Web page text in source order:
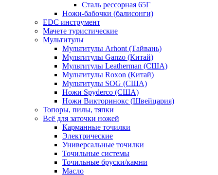
Сталь рессорная 65Г
Ножи-бабочки (балисонги)
EDC инструмент
Мачете туристические
Мультитулы
Мультитулы Arhont (Тайвань)
Мультитулы Ganzo (Китай)
Мультитулы Leatherman (США)
Мультитулы Roxon (Китай)
Мультитулы SOG (США)
Ножи Spyderco (США)
Ножи Викторинокс (Швейцария)
Топоры, пилы, тяпки
Всё для заточки ножей
Карманные точилки
Электрические
Универсальные точилки
Точильные системы
Точильные бруски/камни
Масло